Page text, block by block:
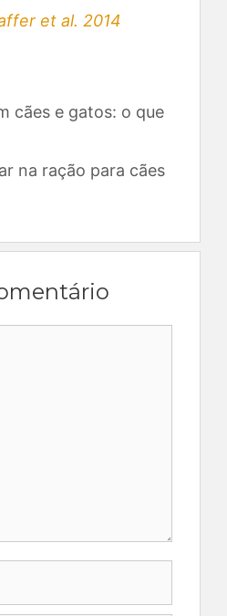
et al. 2014
cães e gatos: o que
na ração para cães